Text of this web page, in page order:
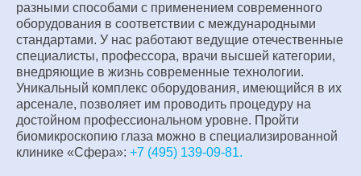
разными способами с применением современного
оборудования в соответствии с международными
стандартами. У нас работают ведущие отечественные
специалисты, профессора, врачи высшей категории,
внедряющие в жизнь современные технологии.
Уникальный комплекс оборудования, имеющийся в их
арсенале, позволяет им проводить процедуру на
достойном профессиональном уровне. Пройти
биомикроскопию глаза можно в специализированной
клинике «Сфера»: +7 (495) 139-09-81.